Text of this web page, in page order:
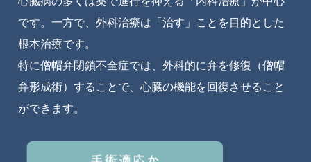
です。一方で、外科治療は「治す」ことを目的とした
根本治療です。
特に僧帽弁閉鎖不全症では、外科的に弁を修復（僧帽
弁形成術）することで、心臓の機能を回復させること
ができます。